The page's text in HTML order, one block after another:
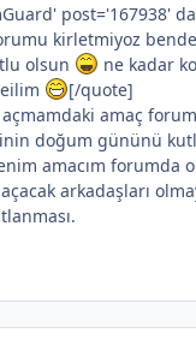
post='167938'
kirletmiyoz
olsun
ne kadar
[/quote]
açmamdaki amaç
doğum gününü
amacım forumda
arkadaşları